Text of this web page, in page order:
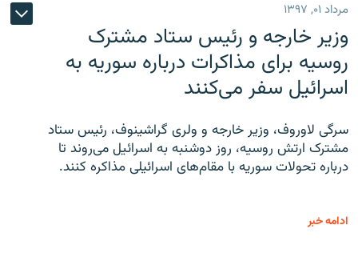
مرداد ۰۱, ۱۳۹۷
وزیر خارجه و رئیس‌ ستاد مشترک
روسیه برای مذاکرات درباره سوریه به
اسرائیل سفر می‌کنند
سرگی لاوروف، وزیر خارجه و ولری گراشینوف، رئیس ستاد
مشترک ارتش روسیه، روز دوشنبه به اسرائیل می‌روند تا
درباره تحولات سوریه با مقام‌های اسرائیلی مذاکره کنند.
ادامه خبر